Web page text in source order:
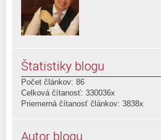
Štatistiky blogu
Počet článkov: 86
Celková čítanosť: 330036x
Priemerná čítanosť článkov: 3838x
Autor blogu